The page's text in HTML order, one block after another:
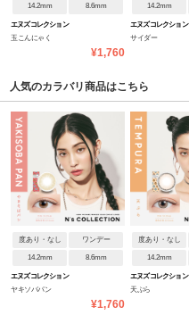
14.2mm 8.6mm
エヌズコレクション
玉こんにゃく
¥1,760
14.2mm
エヌズコレクション
サイダー
人気のカラバリ商品はこちら
度あり・なし ワンデー
14.2mm 8.6mm
エヌズコレクション
ヤキソバパン
¥1,760
度あり・なし
14.2mm
エヌズコレクション
天ぷら